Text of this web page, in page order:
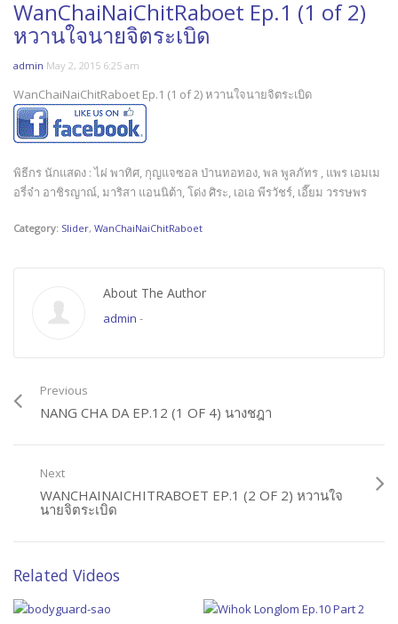
WanChaiNaiChitRaboet Ep.1 (1 of 2)
หวานใจนายจิตระเบิด
admin May 2, 2015 6:25 am
WanChaiNaiChitRaboet Ep.1 (1 of 2) หวานใจนายจิตระเบิด
พิธีกร นักแสดง : ไผ่ พาทิศ, กุญแจซอล ป่านทอทอง, พล พูลภัทร , แพร เอมเม
อรี่จ๋า อาชิรญาณ์, มาริสา แอนนิต้า, โด่ง ศิระ, เอเอ พีรวัชร์, เอี๊ยม วรรษพร
Category: Slider, WanChaiNaiChitRaboet
About The Author
admin -
Previous
NANG CHA DA EP.12 (1 OF 4) นางชฎา
Next
WANCHAINAICHITRABOET EP.1 (2 OF 2) หวานใจ
นายจิตระเบิด
Related Videos